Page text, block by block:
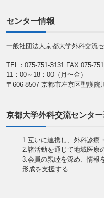
センター情報
一般社団法人京都大学外科交流
TEL：075-751-3131 FAX:075-
11：00～18：00（月〜金）
〒606-8507 京都市左京区聖護院
京都大学外科交流センタ
1.互いに連携し、外科診療
2.諸活動を通じて地域医療
3.会員の親睦を深め、情報
形成を支援する